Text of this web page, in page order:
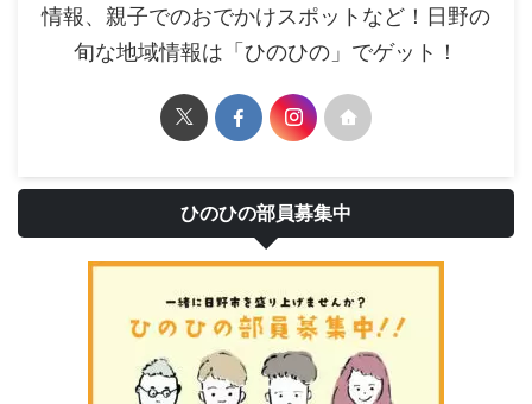
情報、親子でのおでかけスポットなど！日野の
旬な地域情報は「ひのひの」でゲット！
ひのひの部員募集中